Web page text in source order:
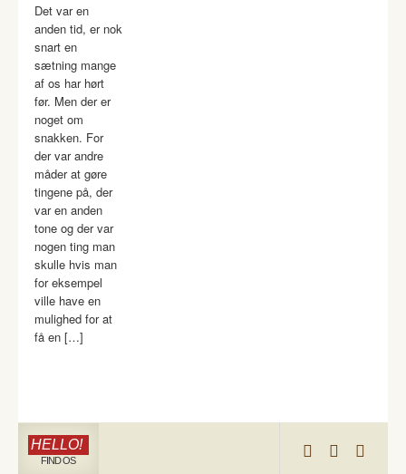
Det var en
anden tid, er nok
snart en
sætning mange
af os har hørt
før. Men der er
noget om
snakken. For
der var andre
måder at gøre
tingene på, der
var en anden
tone og der var
nogen ting man
skulle hvis man
for eksempel
ville have en
mulighed for at
få en […]
HELLO!
FIND OS